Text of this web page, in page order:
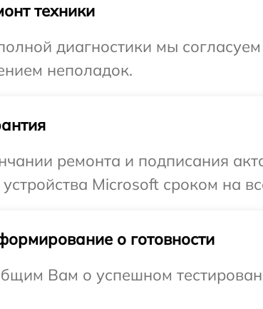
техники
диагностики мы
неполадок.
ремонта и подписания
Microsoft сроком на
о готовности
Вам о успешном